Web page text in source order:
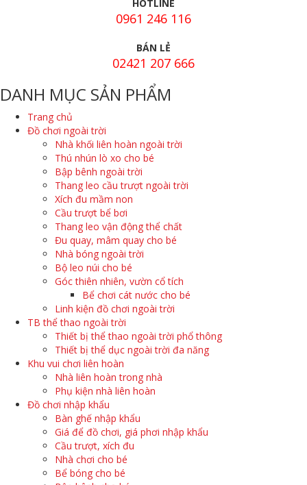
HOTLINE
0961 246 116
BÁN LẺ
02421 207 666
DANH MỤC SẢN PHẨM
Trang chủ
Đồ chơi ngoài trời
Nhà khối liên hoàn ngoài trời
Thú nhún lò xo cho bé
Bập bênh ngoài trời
Thang leo cầu trượt ngoài trời
Xích đu mầm non
Cầu trượt bể bơi
Thang leo vận động thể chất
Đu quay, mâm quay cho bé
Nhà bóng ngoài trời
Bộ leo núi cho bé
Góc thiên nhiên, vườn cổ tích
Bể chơi cát nước cho bé
Linh kiện đồ chơi ngoài trời
TB thể thao ngoài trời
Thiết bị thể thao ngoài trời phổ thông
Thiết bị thể dục ngoài trời đa năng
Khu vui chơi liên hoàn
Nhà liên hoàn trong nhà
Phụ kiện nhà liên hoàn
Đồ chơi nhập khẩu
Bàn ghế nhập khẩu
Giá để đồ chơi, giá phơi nhập khẩu
Cầu trượt, xích đu
Nhà chơi cho bé
Bể bóng cho bé